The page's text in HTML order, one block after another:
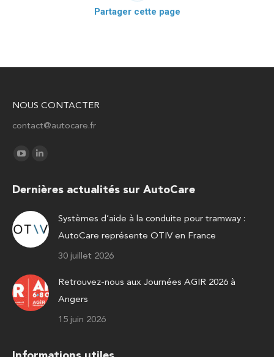
Partager cette page
NOUS CONTACTER
contact@autocare.fr
Trouvez nous sur :
YouTube
dans
LinkedIn
dans
une
nouvelle
Dernières actualités sur AutoCare
Systèmes d’aide à la conduite pour tramway :
AutoCare représente OTIV en France
30 juillet 2026
Retrouvez-nous aux Journées AGIR 2026 à
Angers
15 juin 2026